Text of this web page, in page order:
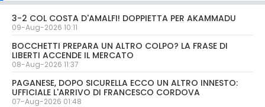
3-2 COL COSTA D'AMALFI! DOPPIETTA PER AKAMMADU
09-Aug-2026 10:11
BOCCHETTI PREPARA UN ALTRO COLPO? LA FRASE DI
LIBERTI ACCENDE IL MERCATO
08-Aug-2026 11:37
PAGANESE, DOPO SICURELLA ECCO UN ALTRO INNESTO:
UFFICIALE L'ARRIVO DI FRANCESCO CORDOVA
07-Aug-2026 01:48